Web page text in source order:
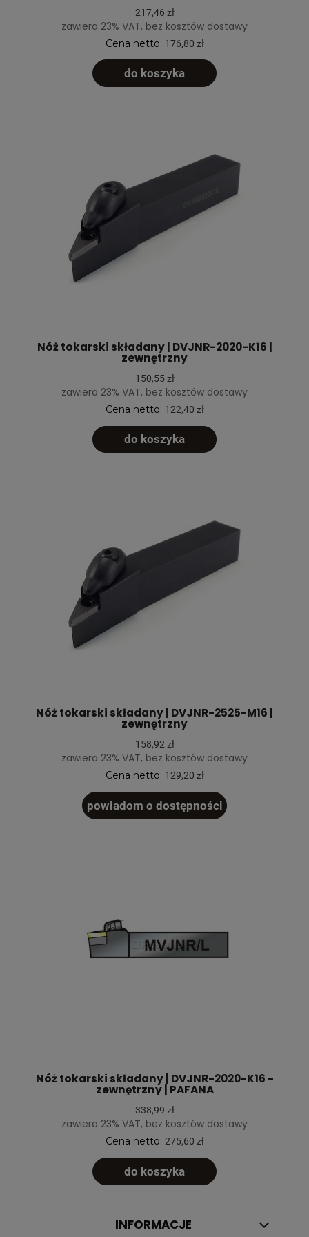
217,46 zł
zawiera 23% VAT, bez kosztów dostawy
Cena netto: 176,80 zł
do koszyka
Nóż tokarski składany | DVJNR-2020-K16 |
zewnętrzny
150,55 zł
zawiera 23% VAT, bez kosztów dostawy
Cena netto: 122,40 zł
do koszyka
Nóż tokarski składany | DVJNR-2525-M16 |
zewnętrzny
158,92 zł
zawiera 23% VAT, bez kosztów dostawy
Cena netto: 129,20 zł
powiadom o dostępności
Nóż tokarski składany | DVJNR-2020-K16 -
zewnętrzny | PAFANA
338,99 zł
zawiera 23% VAT, bez kosztów dostawy
Cena netto: 275,60 zł
do koszyka
INFORMACJE